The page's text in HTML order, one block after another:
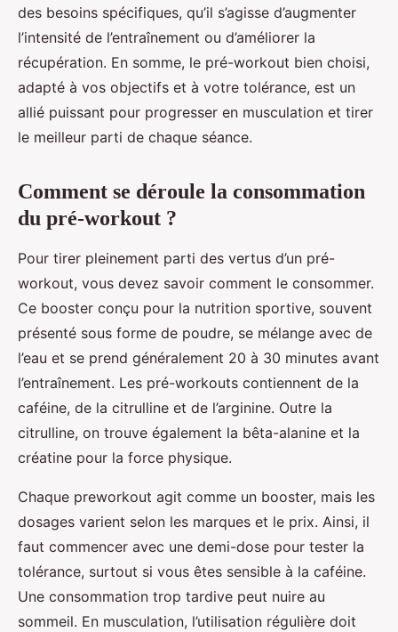
des besoins spécifiques, qu’il s’agisse d’augmenter
l’intensité de l’entraînement ou d’améliorer la
récupération. En somme, le pré-workout bien choisi,
adapté à vos objectifs et à votre tolérance, est un
allié puissant pour progresser en musculation et tirer
le meilleur parti de chaque séance.
Comment se déroule la consommation
du pré-workout ?
Pour tirer pleinement parti des vertus d’un pré-
workout, vous devez savoir comment le consommer.
Ce booster conçu pour la nutrition sportive, souvent
présenté sous forme de poudre, se mélange avec de
l’eau et se prend généralement 20 à 30 minutes avant
l’entraînement. Les pré-workouts contiennent de la
caféine, de la citrulline et de l’arginine. Outre la
citrulline, on trouve également la bêta-alanine et la
créatine pour la force physique.
Chaque preworkout agit comme un booster, mais les
dosages varient selon les marques et le prix. Ainsi, il
faut commencer avec une demi-dose pour tester la
tolérance, surtout si vous êtes sensible à la caféine.
Une consommation trop tardive peut nuire au
sommeil. En musculation, l’utilisation régulière doit